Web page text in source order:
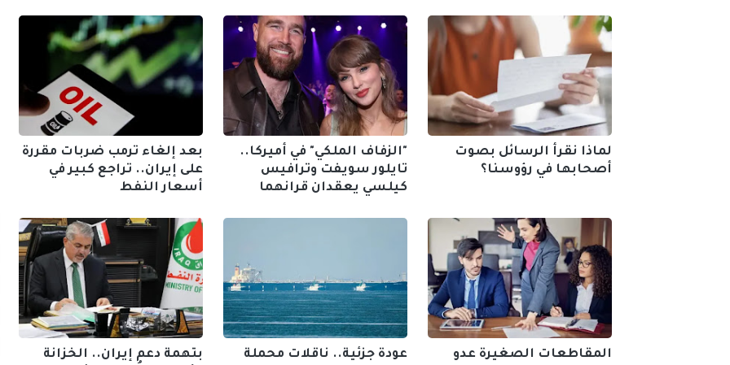
لماذا نقرأ الرسائل بصوت
أصحابها في رؤوسنا؟
"الزفاف الملكي" في أميركا..
تايلور سويفت وترافيس
كيلسي يعقدان قرانهما
بعد إلغاء ترمب ضربات مقررة
على إيران.. تراجع كبير في
أسعار النفط
المقاطعات الصغيرة عدو
عودة جزئية.. ناقلات محملة
بتهمة دعم إيران.. الخزانة